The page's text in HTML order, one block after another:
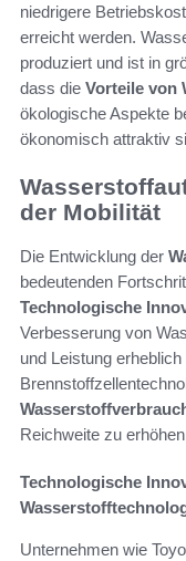
niedrigere
erreicht werden.
produziert und ist in
dass die Vorteile von
ökologische Aspekte
ökonomisch attraktiv
der Mobilität
Die Entwicklung der
bedeutenden
Technologische
Verbesserung von
und Leistung
Reichweite zu
Technologische
Unternehmen wie